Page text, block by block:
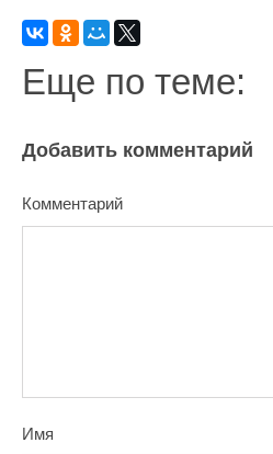
Еще по теме:
Добавить комментарий
Комментарий
Имя